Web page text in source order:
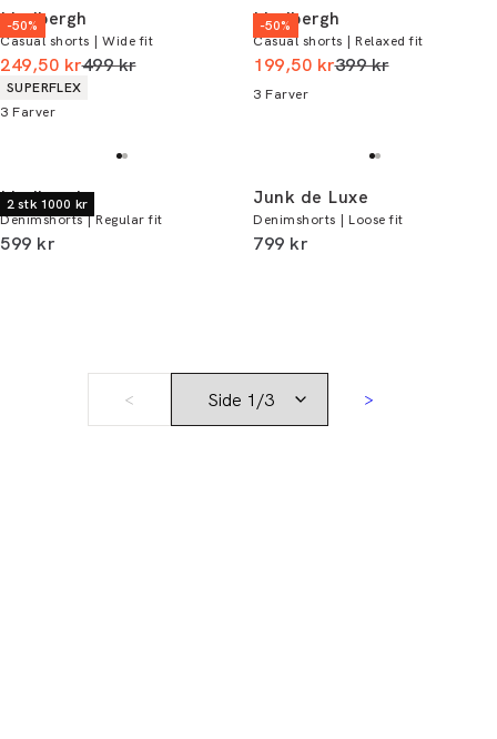
-50%
Lindbergh
Casual shorts | Wide fit
249,50 krI alt (uden rabat)
499 kr
Produkt egenskaber
SUPERFLEX
3 Farver
-50%
Lindbergh
Casual shorts | Relaxed fit
199,50 krI alt (uden rabat)
399 kr
3 Farver
2 stk 1000 kr
Lindbergh
Denimshorts | Regular fit
I alt (inkl. rabat)
599 kr
Junk de Luxe
Denimshorts | Loose fit
I alt (inkl. rabat)
799 kr